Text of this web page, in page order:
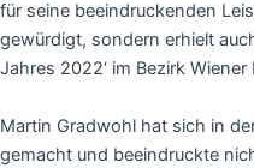
für seine beeindruckenden
gewürdigt, sondern erhielt
Jahres 2022‘ im Bezirk Wiener
Martin Gradwohl hat sich in
gemacht und beeindruckte